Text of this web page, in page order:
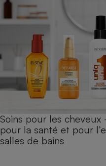
Soins pour les
pour la santé et pour
salles de bains